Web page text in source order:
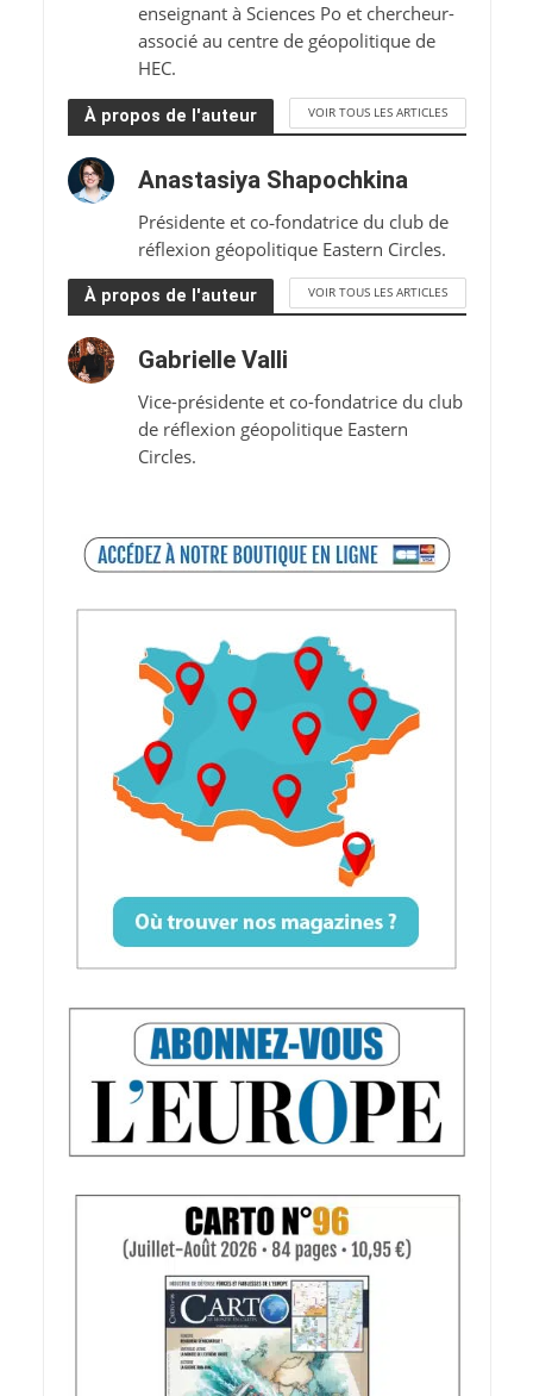
enseignant à Sciences Po et chercheur-
associé au centre de géopolitique de
HEC.
À propos de l'auteur VOIR TOUS LES ARTICLES
Anastasiya Shapochkina
Présidente et co‑fondatrice du club de
réflexion géopolitique Eastern Circles.
À propos de l'auteur VOIR TOUS LES ARTICLES
Gabrielle Valli
Vice-présidente et co-fondatrice du club
de réflexion géopolitique Eastern
Circles.